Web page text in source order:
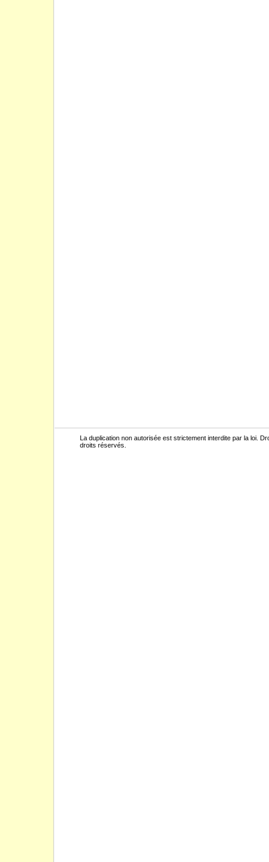
La duplication non autorisée est strictement interdite par la loi.
droits réservés.